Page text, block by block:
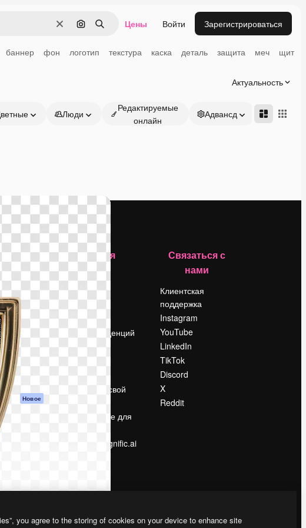
ОчиститьПоиск по изображению
Поиск Цены Войти Зарегистрироваться
баннер фон логотип текстура каска деталь защита меч щит
Актуальность
Люди
Редактируемые
онлайн
Адвансд
по
ИИ
и
Новое
файлов
Компания
О нас
Вакансии
Поиск тенденций
Slidesgo
Продайте свой
Помещение для
Ищете magnific.ai
Связаться с
нами
Клиентская
поддержка
Instagram
YouTube
LinkedIn
TikTok
Discord
X
Reddit
you agree to the storing of cookies on your device to enhance site